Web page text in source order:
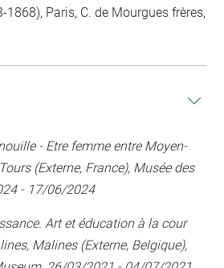
1868), Paris, C. de Mourgues frères,
- Etre femme entre Moyen-
(Externe, France), Musée des
- 17/06/2024
Art et éducation à la cour
Malines (Externe, Belgique),